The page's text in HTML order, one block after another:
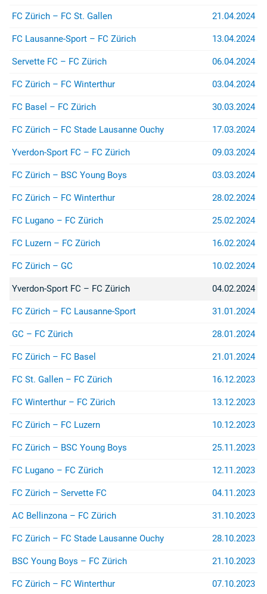
Rayonverboten) könnt ihr über
aufnehmen.
FC Zürich – FC St. Gallen 21.04.2024
FC Lausanne-Sport – FC Zürich 13.04.2024
Servette FC – FC Zürich 06.04.2024
FC Zürich – FC Winterthur 03.04.2024
FC Basel – FC Zürich 30.03.2024
FC Zürich – FC Stade Lausanne Ouchy 17.03.2024
Yverdon-Sport FC – FC Zürich 09.03.2024
FC Zürich – BSC Young Boys 03.03.2024
FC Zürich – FC Winterthur 28.02.2024
FC Lugano – FC Zürich 25.02.2024
FC Luzern – FC Zürich 16.02.2024
FC Zürich – GC 10.02.2024
Yverdon-Sport FC – FC Zürich 04.02.2024
FC Zürich – FC Lausanne-Sport 31.01.2024
GC – FC Zürich 28.01.2024
FC Zürich – FC Basel 21.01.2024
FC St. Gallen – FC Zürich 16.12.2023
FC Winterthur – FC Zürich 13.12.2023
FC Zürich – FC Luzern 10.12.2023
FC Zürich – BSC Young Boys 25.11.2023
FC Lugano – FC Zürich 12.11.2023
FC Zürich – Servette FC 04.11.2023
AC Bellinzona – FC Zürich 31.10.2023
FC Zürich – FC Stade Lausanne Ouchy 28.10.2023
BSC Young Boys – FC Zürich 21.10.2023
FC Zürich – FC Winterthur 07.10.2023